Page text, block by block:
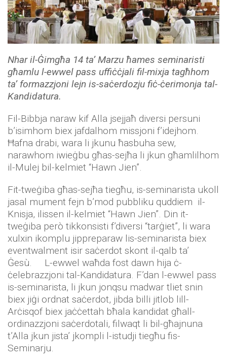
Nhar il-Ġimgħa 14 ta’ Marzu ħames seminaristi
għamlu l-ewwel pass uffiċċjali fil-mixja tagħhom
ta’ formazzjoni lejn is-saċerdozju fiċ-ċerimonja tal-
Kandidatura.
Fil-Bibbja naraw kif Alla jsejjaħ diversi persuni
b’isimhom biex jafdalhom missjoni f’idejhom.
Ħafna drabi, wara li jkunu ħasbuha sew,
narawhom iwieġbu għas-sejħa li jkun għamlilhom
il-Mulej bil-kelmiet “Hawn Jien”.
Fit-tweġiba għas-sejħa tiegħu, is-seminarista ukoll
jasal mument fejn b’mod pubbliku quddiem il-
Knisja, ilissen il-kelmiet “Hawn Jien”. Din it-
tweġiba però tikkonsisti f’diversi “tarġiet”, li wara
xulxin ikomplu jippreparaw lis-seminarista biex
eventwalment isir saċerdot skont il-qalb ta’
Ġesù. L-ewwel waħda fost dawn hija ċ-
ċelebrazzjoni tal-Kandidatura. F’dan l-ewwel pass
is-seminarista, li jkun jonqsu madwar tliet snin
biex jiġi ordnat saċerdot, jibda billi jitlob lill-
Arċisqof biex jaċċettah bħala kandidat għall-
ordinazzjoni saċerdotali, filwaqt li bil-għajnuna
t’Alla jkun jista’ jkompli l-istudji tiegħu fis-
Seminarju.